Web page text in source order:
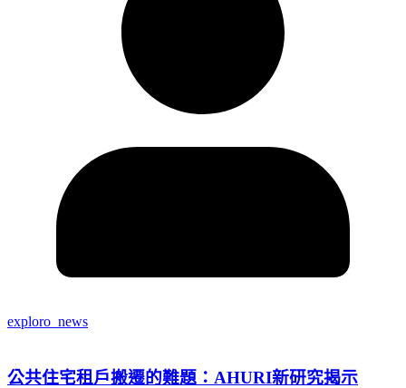
exploro_news
公共住宅租戶搬遷的難題：AHURI新研究揭示